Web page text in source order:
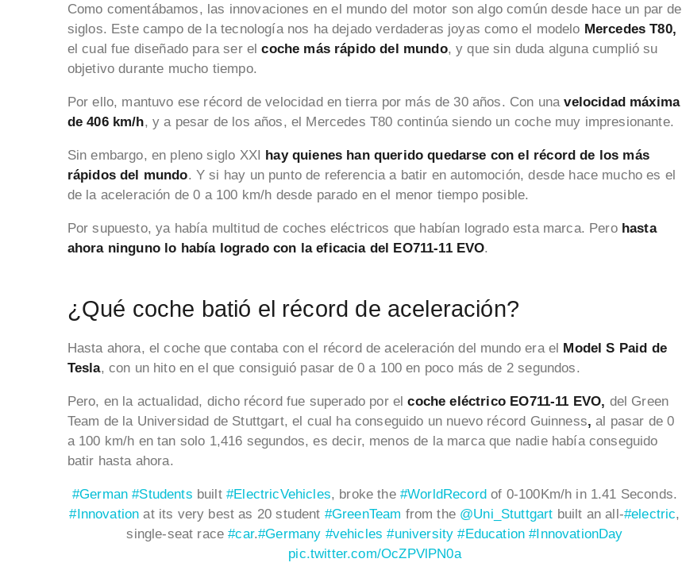
Como comentábamos, las innovaciones en el mundo del motor son algo común desde hace un par de
siglos. Este campo de la tecnología nos ha dejado verdaderas joyas como el modelo Mercedes T80,
el cual fue diseñado para ser elcoche más rápido del mundo, y que sin duda alguna cumplió su
objetivo durante mucho tiempo.
Por ello, mantuvo ese récord de velocidad en tierra por más de 30 años. Con unavelocidad máxima
de 406 km/h, y a pesar de los años, el Mercedes T80 continúa siendo un coche muy impresionante.
Sin embargo, en pleno siglo XXI hay quienes han querido quedarse con el récord de los más
rápidos del mundo. Y si hay un punto de referencia a batir en automoción, desde hace mucho es el
de la aceleración de 0 a 100 km/h desde parado en el menor tiempo posible.
Por supuesto, ya había multitud de coches eléctricos que habían logrado esta marca. Pero hasta
ahora ninguno lo había logrado con la eficacia del EO711-11 EVO.
¿Qué coche batió el récord de aceleración?
Hasta ahora, el coche que contaba con el récord de aceleración del mundo era el Model S Paid de
Tesla, con un hito en el que consiguió pasar de 0 a 100 en poco más de 2 segundos.
Pero, en la actualidad, dicho récord fue superado por elcoche eléctrico EO711-11 EVO, del Green
Team de la Universidad de Stuttgart, el cual ha conseguido un nuevo récord Guinness,al pasar de 0
a 100 km/h en tan solo 1,416 segundos, es decir, menos de la marca que nadie había conseguido
batir hasta ahora.
#German #Students built #ElectricVehicles, broke the #WorldRecordof 0-100Km/h in 1.41 Seconds.
#Innovation at its very best as 20 student #GreenTeam from the @Uni_Stuttgart built an all-#electric,
single-seat race#car.#Germany #vehicles #university #Education #InnovationDay
pic.twitter.com/OcZPVlPN0a